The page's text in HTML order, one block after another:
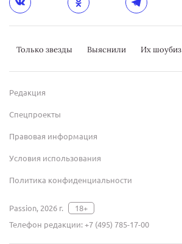
Только звезды Выяснили Их шоубиз
Редакция
Спецпроекты
Правовая информация
Условия использования
Политика конфиденциальности
Passion, 2026 г.
18+
Телефон редакции:+7 (495) 785-17-00